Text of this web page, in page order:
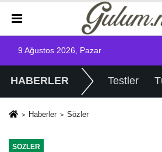
9 Ağustos 2026, Pazar
HABERLER Testler
Haberler Sözler
SÖZLER